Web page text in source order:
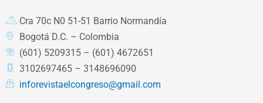
Cra 70c N0 51-51 Barrio Normandía
Bogotá D.C. – Colombia
(601) 5209315 – (601) 4672651
3102697465 – 3148696090
inforevistaelcongreso@gmail.com